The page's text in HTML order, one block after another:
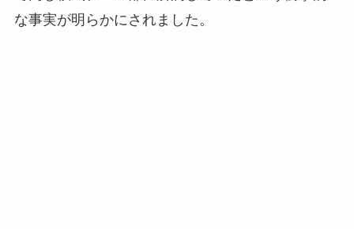
な事実が明らかにされました。